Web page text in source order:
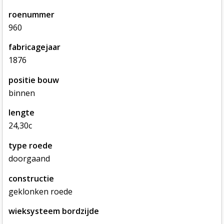
roenummer
960
fabricagejaar
1876
positie bouw
binnen
lengte
24,30c
type roede
doorgaand
constructie
geklonken roede
wieksysteem bordzijde